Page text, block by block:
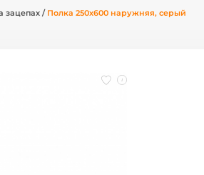
зацепах / Полка 250х600 наружняя, серый